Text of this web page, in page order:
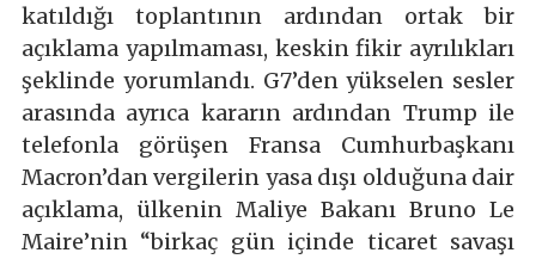
katıldığı toplantının ardından ortak bir
açıklama yapılmaması, keskin fikir ayrılıkları
şeklinde yorumlandı. G7’den yükselen sesler
arasında ayrıca kararın ardından Trump ile
telefonla görüşen Fransa Cumhurbaşkanı
Macron’dan vergilerin yasa dışı olduğuna dair
açıklama, ülkenin Maliye Bakanı Bruno Le
Maire’nin “birkaç gün içinde ticaret savaşı